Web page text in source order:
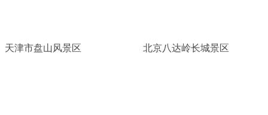
天津市盘山风景区 北京八达岭长城景区